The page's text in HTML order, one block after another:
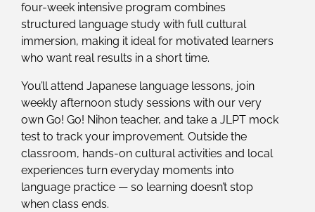
four-week intensive program combines
structured language study with full cultural
immersion, making it ideal for motivated learners
who want real results in a short time.
You’ll attend Japanese language lessons, join
weekly afternoon study sessions with our very
own Go! Go! Nihon teacher, and take a JLPT mock
test to track your improvement. Outside the
classroom, hands-on cultural activities and local
experiences turn everyday moments into
language practice — so learning doesn’t stop
when class ends.